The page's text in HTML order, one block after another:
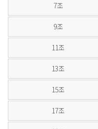
7조
9조
11조
13조
15조
17조